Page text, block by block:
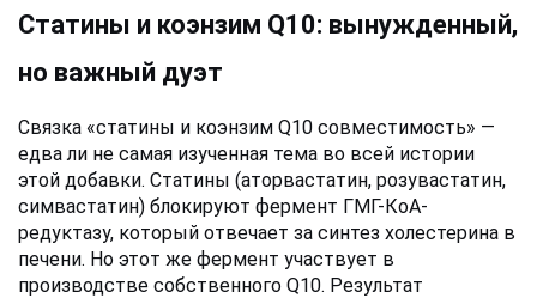
Статины и коэнзим Q10: вынужденный,
но важный дуэт
Связка «статины и коэнзим Q10 совместимость» —
едва ли не самая изученная тема во всей истории
этой добавки. Статины (аторвастатин, розувастатин,
симвастатин) блокируют фермент ГМГ-КоА-
редуктазу, который отвечает за синтез холестерина в
печени. Но этот же фермент участвует в
производстве собственного Q10. Результат